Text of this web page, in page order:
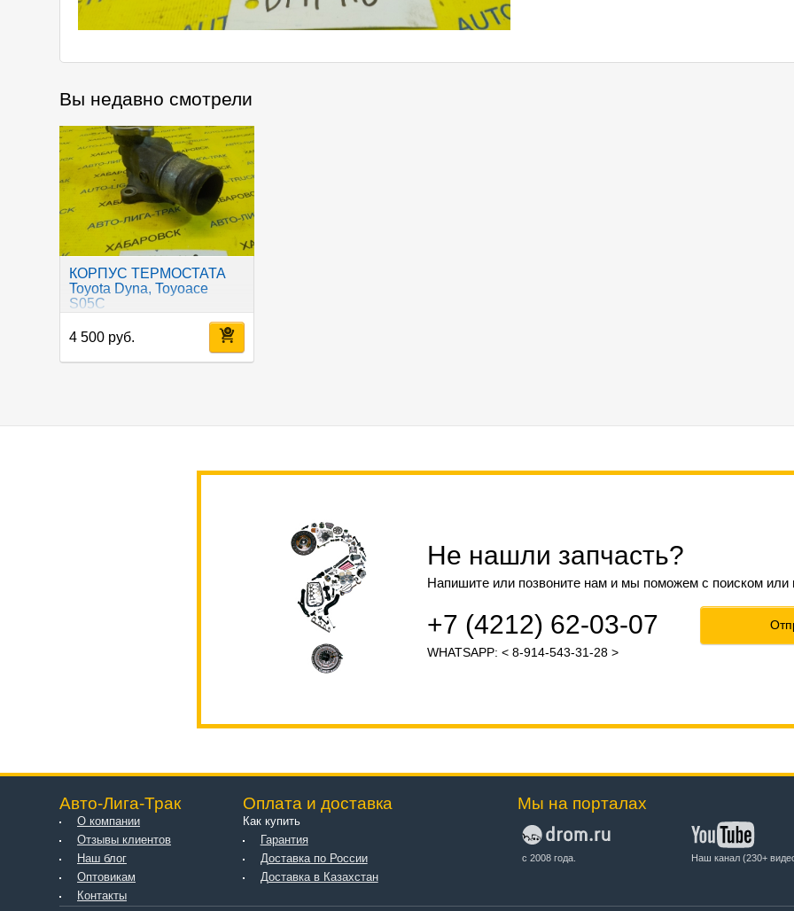
Вы недавно смотрели
КОРПУС ТЕРМОСТАТА
Toyota Dyna, Toyoace
S05C
4 500 руб.
Не нашли запчасть?
Напишите или позвоните нам и мы поможем с поиском или
+7 (4212) 62-03-07
WHATSAPP: < 8-914-543-31-28 >
Авто-Лига-Трак
О компании
Отзывы клиентов
Наш блог
Оптовикам
Контакты
Оплата и доставка
Как купить
Гарантия
Доставка по России
Доставка в Казахстан
Мы на порталах
с 2008 года. Наш канал (230+